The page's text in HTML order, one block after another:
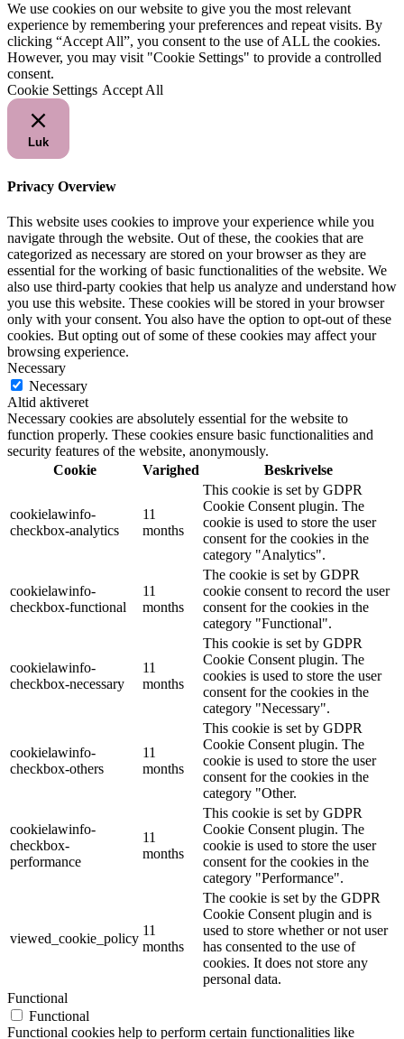
We use cookies on our website to give you the most relevant
experience by remembering your preferences and repeat visits. By
clicking “Accept All”, you consent to the use of ALL the cookies.
However, you may visit "Cookie Settings" to provide a controlled
consent.
Cookie Settings Accept All
Luk
Privacy Overview
This website uses cookies to improve your experience while you
navigate through the website. Out of these, the cookies that are
categorized as necessary are stored on your browser as they are
essential for the working of basic functionalities of the website. We
also use third-party cookies that help us analyze and understand how
you use this website. These cookies will be stored in your browser
only with your consent. You also have the option to opt-out of these
cookies. But opting out of some of these cookies may affect your
browsing experience.
Necessary
Necessary
Altid aktiveret
Necessary cookies are absolutely essential for the website to
function properly. These cookies ensure basic functionalities and
security features of the website, anonymously.
Cookie
Varighed Beskrivelse
cookielawinfo-
checkbox-analytics
11
months
This cookie is set by GDPR
Cookie Consent plugin. The
cookie is used to store the user
consent for the cookies in the
category "Analytics".
cookielawinfo-
checkbox-functional
11
months
The cookie is set by GDPR
cookie consent to record the user
consent for the cookies in the
category "Functional".
cookielawinfo-
checkbox-necessary
11
months
This cookie is set by GDPR
Cookie Consent plugin. The
cookies is used to store the user
consent for the cookies in the
category "Necessary".
cookielawinfo-
checkbox-others
11
months
This cookie is set by GDPR
Cookie Consent plugin. The
cookie is used to store the user
consent for the cookies in the
category "Other.
cookielawinfo-
checkbox-
performance
11
months
This cookie is set by GDPR
Cookie Consent plugin. The
cookie is used to store the user
consent for the cookies in the
category "Performance".
viewed_cookie_policy
11
months
The cookie is set by the GDPR
Cookie Consent plugin and is
used to store whether or not user
has consented to the use of
cookies. It does not store any
personal data.
Functional
Functional
Functional cookies help to perform certain functionalities like